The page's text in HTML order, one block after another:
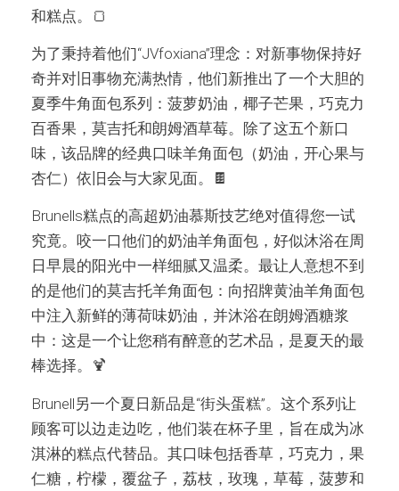
和糕点。🍞
为了秉持着他们“JVfoxiana”理念：对新事物保持好
奇并对旧事物充满热情，他们新推出了一个大胆的
夏季牛角面包系列：菠萝奶油，椰子芒果，巧克力
百香果，莫吉托和朗姆酒草莓。除了这五个新口
味，该品牌的经典口味羊角面包（奶油，开心果与
杏仁）依旧会与大家见面。🍫
Brunells糕点的高超奶油慕斯技艺绝对值得您一试
究竟。咬一口他们的奶油羊角面包，好似沐浴在周
日早晨的阳光中一样细腻又温柔。最让人意想不到
的是他们的莫吉托羊角面包：向招牌黄油羊角面包
中注入新鲜的薄荷味奶油，并沐浴在朗姆酒糖浆
中：这是一个让您稍有醉意的艺术品，是夏天的最
棒选择。🍹
Brunell另一个夏日新品是“街头蛋糕”。这个系列让
顾客可以边走边吃，他们装在杯子里，旨在成为冰
淇淋的糕点代替品。其口味包括香草，巧克力，果
仁糖，柠檬，覆盆子，荔枝，玫瑰，草莓，菠萝和